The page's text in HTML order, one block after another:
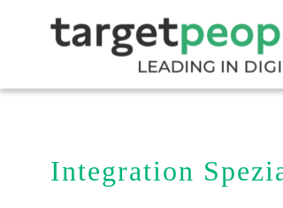
Integration